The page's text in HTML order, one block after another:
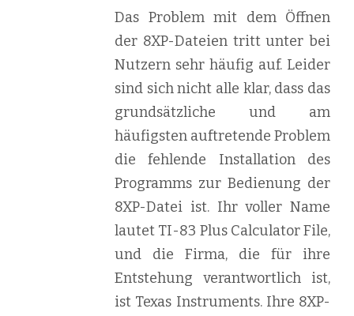
Das Problem mit dem Öffnen
der 8XP-Dateien tritt unter bei
Nutzern sehr häufig auf. Leider
sind sich nicht alle klar, dass das
grundsätzliche und am
häufigsten auftretende Problem
die fehlende Installation des
Programms zur Bedienung der
8XP-Datei ist. Ihr voller Name
lautet TI-83 Plus Calculator File,
und die Firma, die für ihre
Entstehung verantwortlich ist,
ist Texas Instruments. Ihre 8XP-